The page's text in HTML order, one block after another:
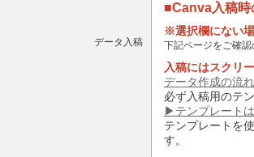
データ入稿
■Canva入稿時
※選択欄にない
下記ページをご確認
入稿にはスクリ
データ作成の流れ
必ず入稿用のテ
▶テンプレート
テンプレートを
す。